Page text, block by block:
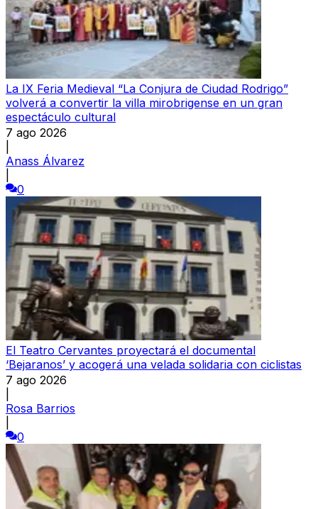
La IX Feria Medieval “La Conjura de Ciudad Rodrigo”
volverá a convertir la villa mirobrigense en un gran
espectáculo cultural
7 ago 2026
Anass Álvarez
0
El Teatro Cervantes proyectará el documental
‘Bejaranos’ y acogerá una velada solidaria con ciclistas
7 ago 2026
Rosa Barrios
0